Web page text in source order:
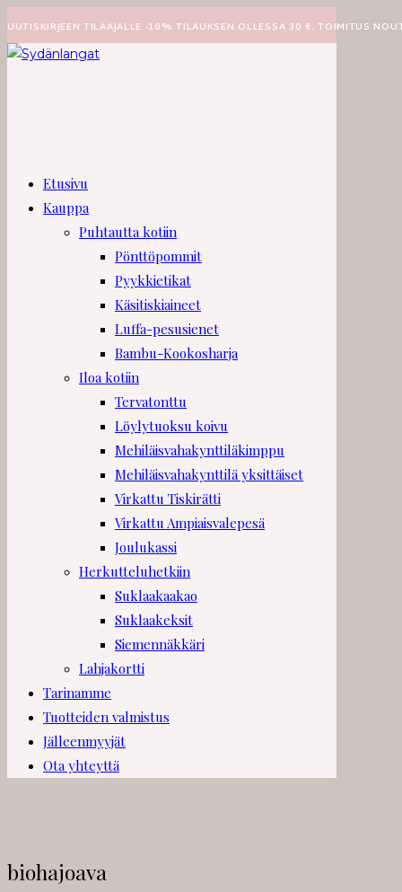
suoraan
sisältöön
UUTISKIRJEEN TILAAJALLE -10% TILAUKSEN OLLESSA 30 €. TOIMITUS
Etusivu
Kauppa
Puhtautta kotiin
Pönttöpommit
Pyykkietikat
Käsitiskiaineet
Luffa-pesusienet
Bambu-Kookosharja
Iloa kotiin
Tervatonttu
Löylytuoksu koivu
Mehiläisvahakynttiläkimppu
Mehiläisvahakynttilä yksittäiset
Virkattu Tiskirätti
Virkattu Ampiaisvalepesä
Joulukassi
Herkutteluhetkiin
Suklaakaakao
Suklaakeksit
Siemennäkkäri
Lahjakortti
Tarinamme
Tuotteiden valmistus
Jälleenmyyjät
Ota yhteyttä
biohajoava